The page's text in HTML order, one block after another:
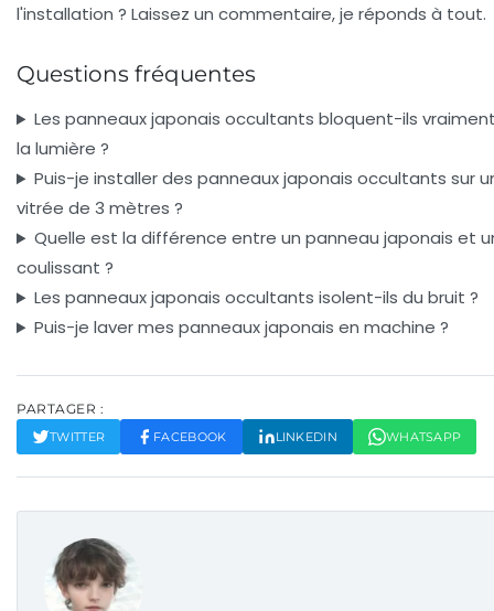
l'installation ? Laissez un commentaire, je réponds à tout.
Questions fréquentes
Les panneaux japonais occultants bloquent-ils
la lumière ?
Puis-je installer des panneaux japonais occultants sur
vitrée de 3 mètres ?
Quelle est la différence entre un panneau japonais et
coulissant ?
Les panneaux japonais occultants isolent-ils du bruit ?
Puis-je laver mes panneaux japonais en machine ?
PARTAGER :
TWITTER FACEBOOK LINKEDIN WHATSAPP